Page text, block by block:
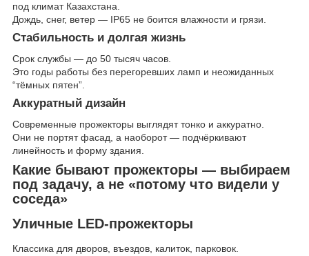
под климат Казахстана.
Дождь, снег, ветер — IP65 не боится влажности и грязи.
Стабильность и долгая жизнь
Срок службы — до 50 тысяч часов.
Это годы работы без перегоревших ламп и неожиданных
“тёмных пятен”.
Аккуратный дизайн
Современные прожекторы выглядят тонко и аккуратно.
Они не портят фасад, а наоборот — подчёркивают
линейность и форму здания.
Какие бывают прожекторы — выбираем
под задачу, а не «потому что видели у
соседа»
Уличные LED-прожекторы
Классика для дворов, въездов, калиток, парковок.